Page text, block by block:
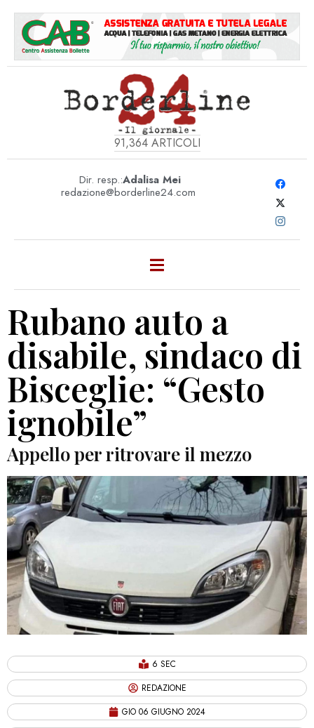
91,364ARTICOLI
Dir. resp.:Adalisa Mei
redazione@borderline24.com
Rubano auto a
disabile, sindaco di
Bisceglie: “Gesto
ignobile”
Appello per ritrovare il mezzo
6 SEC
REDAZIONE
GIO 06 GIUGNO 2024